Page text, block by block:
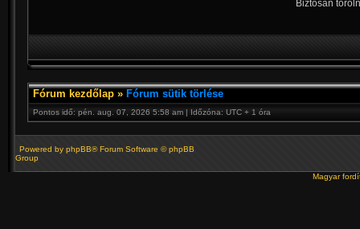
Biztosan
Fórum kezdőlap » Fórum sütik törlése
Pontos idő: pén. aug. 07, 2026 5:58 am | Időzóna: UTC + 1 óra
Powered by phpBB® Forum Software © phpBB
Group
Magyar